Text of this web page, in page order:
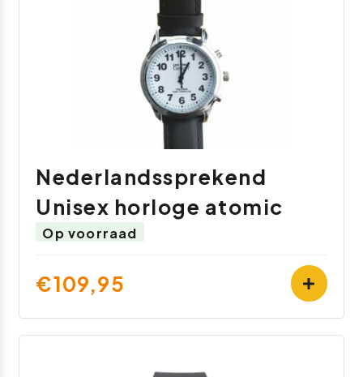
Nederlandssprekend
Unisex horloge atomic
Op voorraad
€109,95